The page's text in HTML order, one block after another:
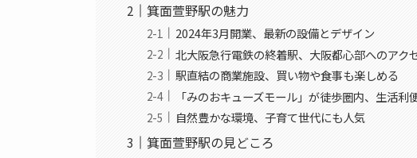
箕面萱野駅の魅力
2024年3月開業、最新の設備とデザイン
北大阪急行電鉄の終着駅、大阪都心部へのアク
駅直結の商業施設、買い物や食事も楽しめる
「みのおキューズモール」が徒歩圏内、生活利
自然豊かな環境、子育て世代にも人気
箕面萱野駅の見どころ